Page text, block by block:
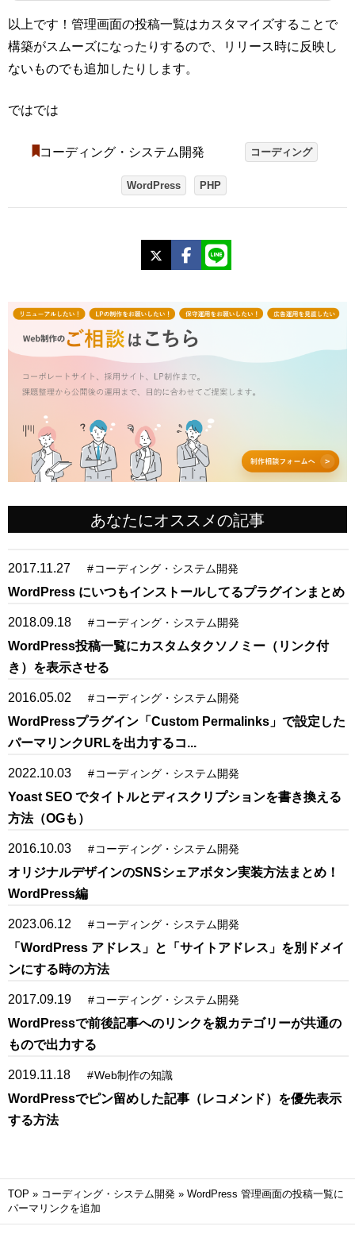
す。<?php echo custom_permalinks_post_link(get_permalink(1603),$post); ?>
第二パラメータの指定を変更すれば、前後の記事のURLなども出力できます//
前の記事のURL<?php echo custom_permalinks_post_link(get_perma...
以上です！管理画面の投稿一覧はカスタマイズすることで
構築がスムーズになったりするので、リリース時に反映し
ないものでも追加したりします。
ではでは
コーディング・システム開発 コーディング
WordPress PHP
Facebook
あなたにオススメの記事
2017.11.27 #コーディング・システム開発
WordPress にいつもインストールしてるプラグインまとめ
2018.09.18 #コーディング・システム開発
WordPress投稿一覧にカスタムタクソノミー（リンク付
き）を表示させる
2016.05.02 #コーディング・システム開発
WordPressプラグイン「Custom Permalinks」で設定した
パーマリンクURLを出力するコ...
2022.10.03 #コーディング・システム開発
Yoast SEO でタイトルとディスクリプションを書き換える
方法（OGも）
2016.10.03 #コーディング・システム開発
オリジナルデザインのSNSシェアボタン実装方法まとめ！
WordPress編
2023.06.12 #コーディング・システム開発
「WordPress アドレス」と「サイトアドレス」を別ドメイ
ンにする時の方法
2017.09.19 #コーディング・システム開発
WordPressで前後記事へのリンクを親カテゴリーが共通の
もので出力する
2019.11.18 #Web制作の知識
WordPressでピン留めした記事（レコメンド）を優先表示
する方法
TOP » コーディング・システム開発 » WordPress 管理画面の投稿一覧に
パーマリンクを追加